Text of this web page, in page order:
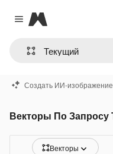
Close menu
Magnific
Создать ИИ-изображение
Векторы По Запросу
Векторы